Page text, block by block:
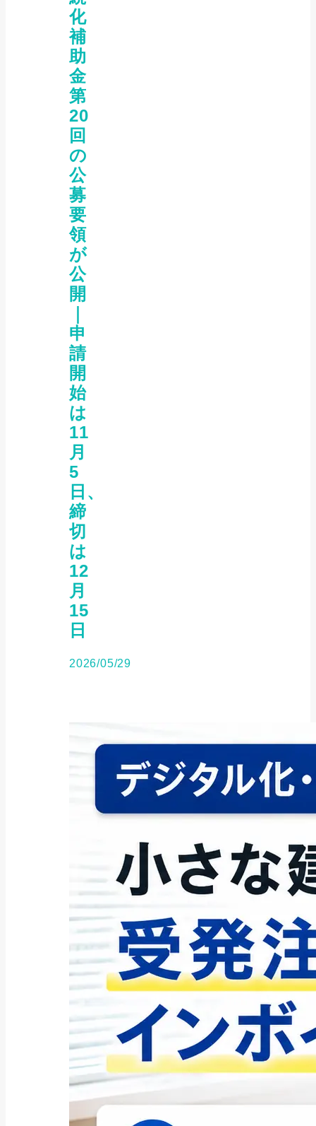
化
補
助
金
第
20
回
の
公
募
要
領
が
公
開
申
請
開
始
は
11
月
5
日、
締
切
は
12
月
15
日
2026/05/29